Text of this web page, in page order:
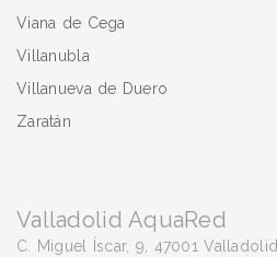
Viana de Cega
Villanubla
Villanueva de Duero
Zaratán
Valladolid AquaRed
C. Miguel Íscar, 9, 47001 Valladolid